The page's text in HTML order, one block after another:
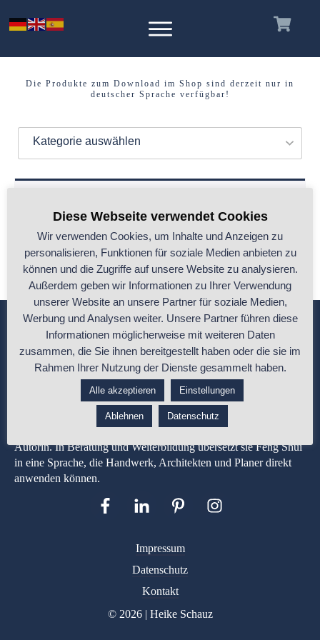
Die Produkte zum Download im Shop sind derzeit nur in
deutscher Sprache verfügbar!
Kategorie auswählen
deiner Auswahl entsprechen.
Heike Schauz ist Malermeisterin und Feng-Shui-Expertin mit
über 35 Jahren Berufserfahrung in Gestaltung, Materialwirkung
und Raumplanung. Entwicklerin der apprico COLOURS® und
Autorin. In Beratung und Weiterbildung übersetzt sie Feng Shui
in eine Sprache, die Handwerk, Architekten und Planer direkt
anwenden können.
Impressum
Datenschutz
Kontakt
© 2026 | Heike Schauz
Diese Webseite verwendet Cookies
Wir verwenden Cookies, um Inhalte und Anzeigen zu
personalisieren, Funktionen für soziale Medien anbieten zu
können und die Zugriffe auf unsere Website zu analysieren.
Außerdem geben wir Informationen zu Ihrer Verwendung
unserer Website an unsere Partner für soziale Medien,
Werbung und Analysen weiter. Unsere Partner führen diese
Informationen möglicherweise mit weiteren Daten
zusammen, die Sie ihnen bereitgestellt haben oder die sie im
Rahmen Ihrer Nutzung der Dienste gesammelt haben.
Alle akzeptieren Einstellungen
Ablehnen Datenschutz